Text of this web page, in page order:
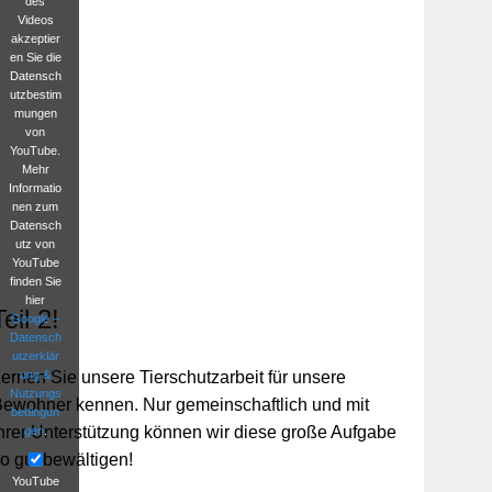
Videos
akzeptier
en Sie die
Datensch
utzbestim
mungen
von
YouTube.
Mehr
Informatio
nen zum
Datensch
utz von
YouTube
finden Sie
hier
Google –
Datensch
utzerklär
ung &
Nutzungs
bedingun
gen.
YouTube
2!
Lernen Sie unsere Tierschutzarbeit für unsere
kennen. Nur gemeinschaftlich und mit
Unterstützung können wir diese große Aufgabe
gut bewältigen!